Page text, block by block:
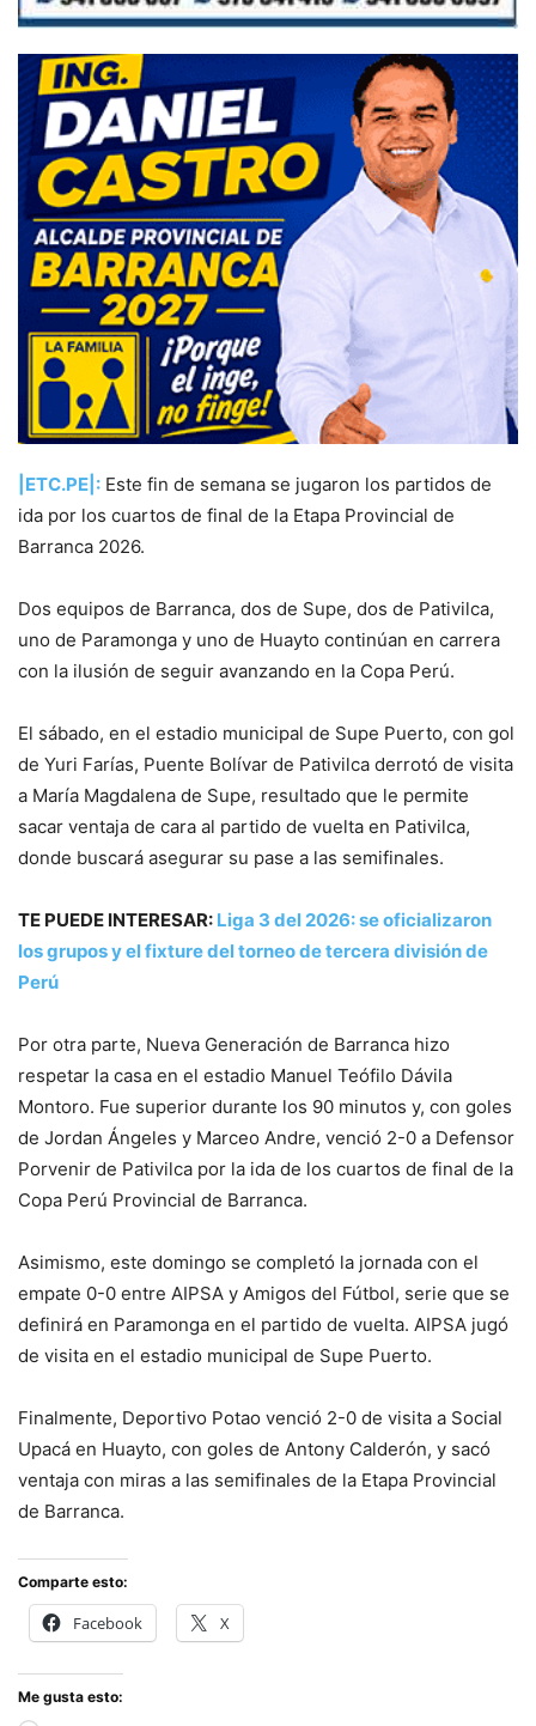
|ETC.PE|: Este fin de semana se jugaron los partidos de
ida por los cuartos de final de la Etapa Provincial de
Barranca 2026.
Dos equipos de Barranca, dos de Supe, dos de Pativilca,
uno de Paramonga y uno de Huayto continúan en carrera
con la ilusión de seguir avanzando en la Copa Perú.
El sábado, en el estadio municipal de Supe Puerto, con gol
de Yuri Farías, Puente Bolívar de Pativilca derrotó de visita
a María Magdalena de Supe, resultado que le permite
sacar ventaja de cara al partido de vuelta en Pativilca,
donde buscará asegurar su pase a las semifinales.
TE PUEDE INTERESAR: Liga 3 del 2026: se oficializaron
los grupos y el fixture del torneo de tercera división de
Perú
Por otra parte, Nueva Generación de Barranca hizo
respetar la casa en el estadio Manuel Teófilo Dávila
Montoro. Fue superior durante los 90 minutos y, con goles
de Jordan Ángeles y Marceo Andre, venció 2-0 a Defensor
Porvenir de Pativilca por la ida de los cuartos de final de la
Copa Perú Provincial de Barranca.
Asimismo, este domingo se completó la jornada con el
empate 0-0 entre AIPSA y Amigos del Fútbol, serie que se
definirá en Paramonga en el partido de vuelta. AIPSA jugó
de visita en el estadio municipal de Supe Puerto.
Finalmente, Deportivo Potao venció 2-0 de visita a Social
Upacá en Huayto, con goles de Antony Calderón, y sacó
ventaja con miras a las semifinales de la Etapa Provincial
de Barranca.
Comparte esto:
Facebook X
Me gusta esto: